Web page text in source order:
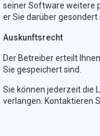
seiner Software weitere
er Sie darüber gesondert
Auskunftsrecht
Der Betreiber erteilt
Sie gespeichert sind.
Sie können jederzeit die
verlangen. Kontaktieren